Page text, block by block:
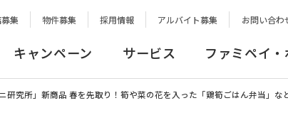
集 物件募集 採用情報 アルバイト募集 お問い合わ
キャンペーン サービス ファミペイ
研究所」新商品 春を先取り！筍や菜の花を入った「鶏筍ごはん弁当」な